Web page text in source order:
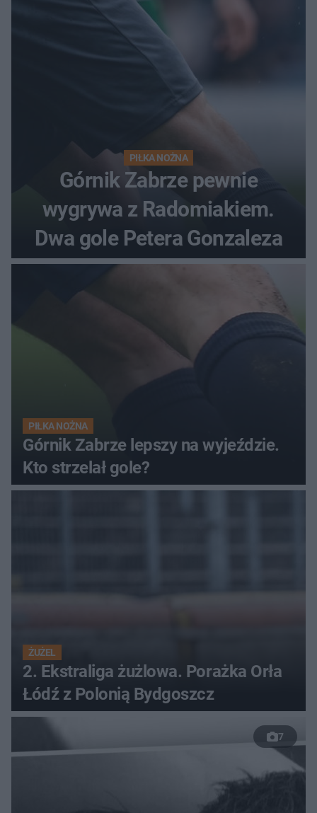
PIŁKA NOŻNA
Górnik Zabrze pewnie
wygrywa z Radomiakiem.
Dwa gole Petera Gonzaleza
PIŁKA NOŻNA
Górnik Zabrze lepszy na wyjeździe.
Kto strzelał gole?
ŻUŻEL
2. Ekstraliga żużlowa. Porażka Orła
Łódź z Polonią Bydgoszcz
7